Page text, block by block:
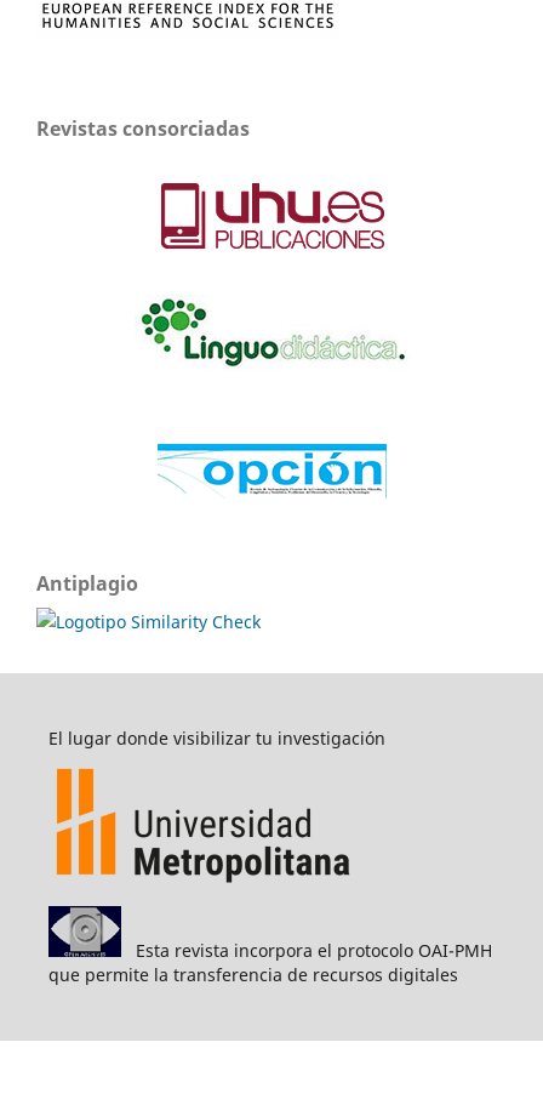
Revistas consorciadas
Antiplagio
El lugar donde visibilizar tu investigación
Esta revista incorpora el protocolo OAI-PMH
que permite la transferencia de recursos digitales